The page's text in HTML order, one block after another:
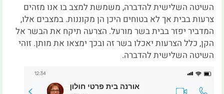
השיטה השלישית להדברה, משמשת למצב בו אנו מזהים
צרעות בבית אך לא בטוחים היכן הן מקוננות. במצבים אלו,
המדביר יפזר בבית בשר מורעל. הצרעה תיקח את הבשר אל
הקן, כלל הצרעות יאכלו בשר זה ובכך ימצאו את מותן. זוהי
השיטה השלישית להדברה.